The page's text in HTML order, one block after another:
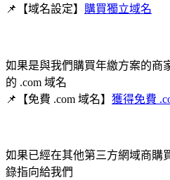
📌【域名設定】 購買獨立域名
如果是與我們購買年繳方案的商
的 .com 域名
📌【免費 .com 域名】 獲得免費
如果已經在其他第三方網域商購
錄指向給我們